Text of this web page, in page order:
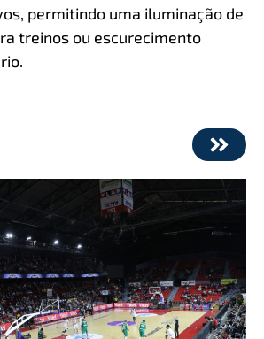
permitindo uma iluminação de
treinos ou escurecimento